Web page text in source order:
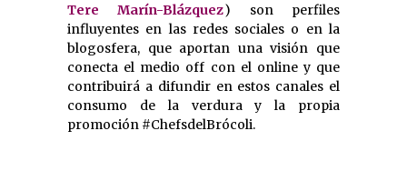
Tere Marín-Blázquez) son perfiles
influyentes en las redes sociales o en la
blogosfera, que aportan una visión que
conecta el medio off con el online y que
contribuirá a difundir en estos canales el
consumo de la verdura y la propia
promoción #ChefsdelBrócoli.